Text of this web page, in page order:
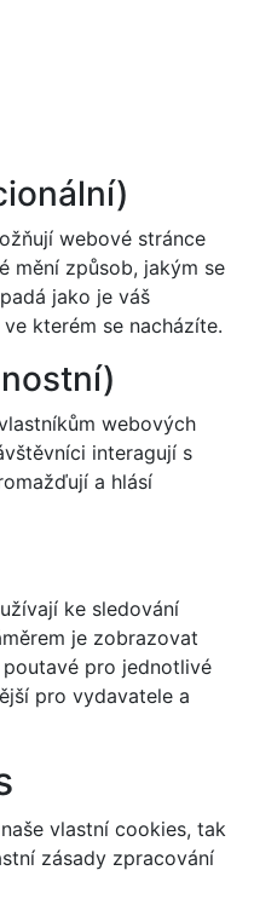
webové stránce
mění způsob, jakým se
jako je váš
kterém se nacházíte.
webových
interagují s
a hlásí
ke sledování
je zobrazovat
pro jednotlivé
pro vydavatele a
vlastní cookies, tak
zásady zpracování